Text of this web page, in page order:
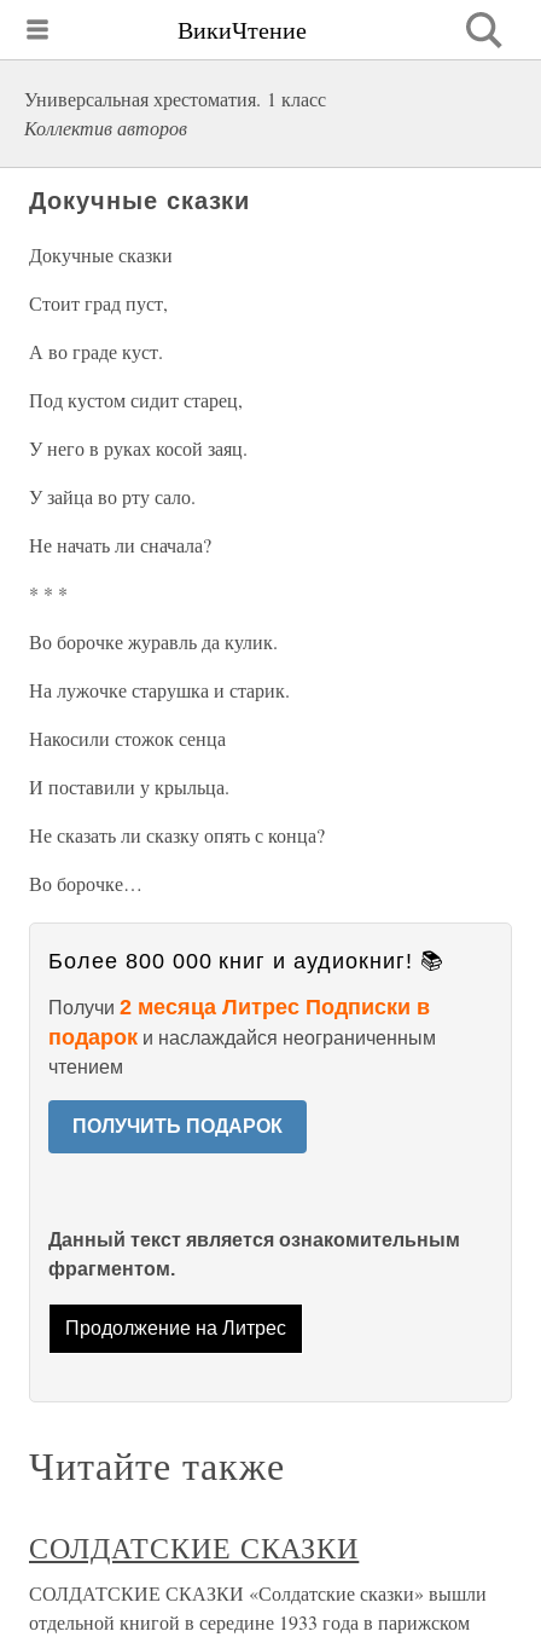
ВикиЧтение
Универсальная хрестоматия. 1 класс
Коллектив авторов
Докучные сказки
Докучные сказки
Стоит град пуст,
А во граде куст.
Под кустом сидит старец,
У него в руках косой заяц.
У зайца во рту сало.
Не начать ли сначала?
* * *
Во борочке журавль да кулик.
На лужочке старушка и старик.
Накосили стожок сенца
И поставили у крыльца.
Не сказать ли сказку опять с конца?
Во борочке…
Более 800 000 книг и аудиокниг! 📚
Получи 2 месяца Литрес Подписки в
подарок и наслаждайся неограниченным
чтением
ПОЛУЧИТЬ ПОДАРОК
Данный текст является ознакомительным
фрагментом.
Продолжение на Литрес
Читайте также
СОЛДАТСКИЕ СКАЗКИ
СОЛДАТСКИЕ СКАЗКИ «Солдатские сказки» вышли
отдельной книгой в середине 1933 года в парижском